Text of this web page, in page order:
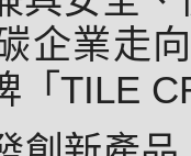
企業走
「TILE